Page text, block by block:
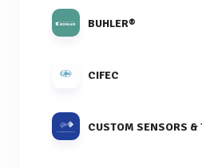
BUHLER®
CIFEC
CUSTOM SENSORS &